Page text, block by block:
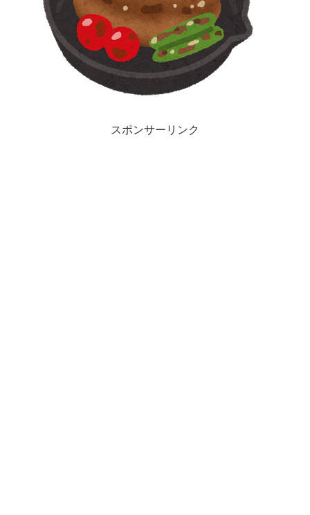
スポンサーリンク